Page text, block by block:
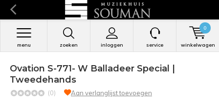
zoeken inloggen
menu service winkelwagen
0
Ovation S-771- W Balladeer Special |
Tweedehands
(0) Aan verlanglijst toevoegen